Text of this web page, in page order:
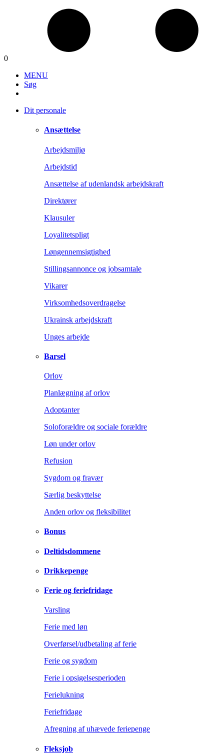
0
MENU
Søg
Dit personale
Ansættelse
Arbejdsmiljø
Arbejdstid
Ansættelse af udenlandsk arbejdskraft
Direktører
Klausuler
Loyalitetspligt
Løngennemsigtighed
Stillingsannonce og jobsamtale
Vikarer
Virksomhedsoverdragelse
Ukrainsk arbejdskraft
Unges arbejde
Barsel
Orlov
Planlægning af orlov
Adoptanter
Soloforældre og sociale forældre
Løn under orlov
Refusion
Sygdom og fravær
Særlig beskyttelse
Anden orlov og fleksibilitet
Bonus
Deltidsdommene
Drikkepenge
Ferie og feriefridage
Varsling
Ferie med løn
Overførsel/udbetaling af ferie
Ferie og sygdom
Ferie i opsigelsesperioden
Ferielukning
Feriefridage
Afregning af uhævede feriepenge
Fleksjob